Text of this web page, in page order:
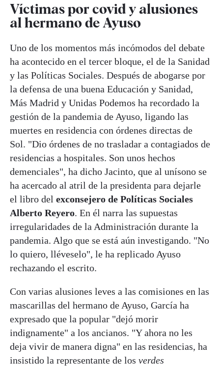
Víctimas por covid y alusiones
al hermano de Ayuso
Uno de los momentos más incómodos del debate
ha acontecido en el tercer bloque, el de la Sanidad
y las Políticas Sociales. Después de abogarse por
la defensa de una buena Educación y Sanidad,
Más Madrid y Unidas Podemos ha recordado la
gestión de la pandemia de Ayuso, ligando las
muertes en residencia con órdenes directas de
Sol. "Dio órdenes de no trasladar a contagiados de
residencias a hospitales. Son unos hechos
demenciales", ha dicho Jacinto, que al unísono se
ha acercado al atril de la presidenta para dejarle
el libro del exconsejero de Políticas Sociales
Alberto Reyero. En él narra las supuestas
irregularidades de la Administración durante la
pandemia. Algo que se está aún investigando. "No
lo quiero, lléveselo", le ha replicado Ayuso
rechazando el escrito.
Con varias alusiones leves a las comisiones en las
mascarillas del hermano de Ayuso, García ha
expresado que la popular "dejó morir
indignamente" a los ancianos. "Y ahora no les
deja vivir de manera digna" en las residencias, ha
insistido la representante de los verdes